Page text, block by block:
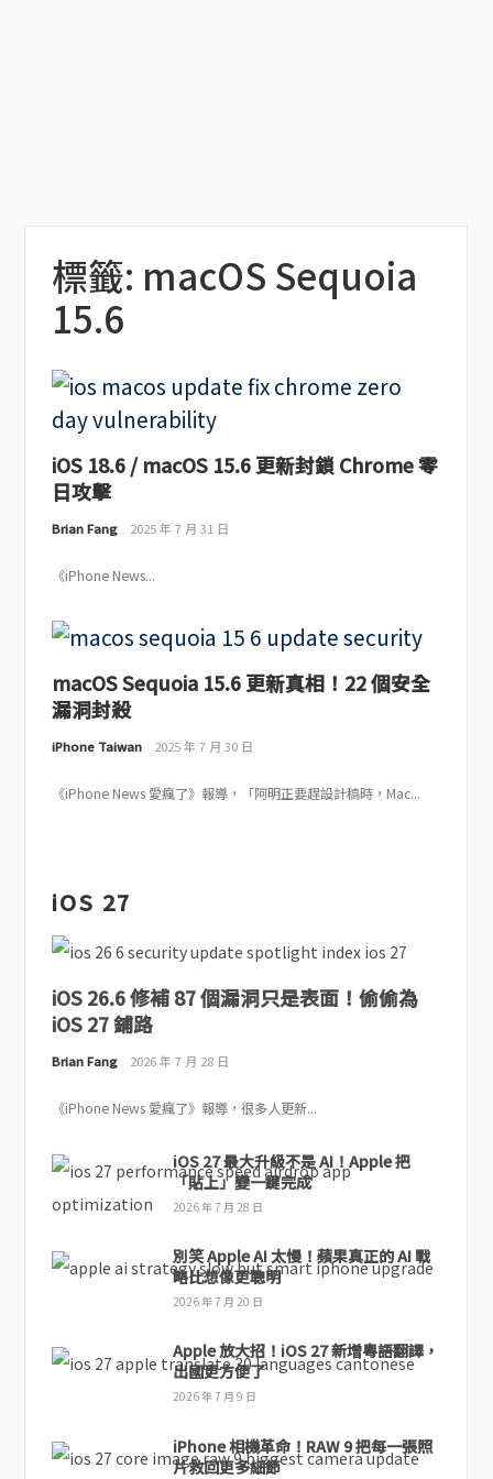
標籤: macOS Sequoia
15.6
iOS 18.6 / macOS 15.6 更新封鎖 Chrome 零
日攻擊
Brian Fang 2025 年 7 月 31 日
《iPhone News...
macOS Sequoia 15.6 更新真相！22 個安全
漏洞封殺
iPhone Taiwan 2025 年 7 月 30 日
《iPhone News 愛瘋了》報導，「阿明正要趕設計稿時，Mac...
iOS 27
iOS 26.6 修補 87 個漏洞只是表面！偷偷為
iOS 27 鋪路
Brian Fang 2026 年 7 月 28 日
《iPhone News 愛瘋了》報導，很多人更新...
iOS 27 最大升級不是 AI！Apple 把
「貼上」變一鍵完成
2026 年 7 月 28 日
別笑 Apple AI 太慢！蘋果真正的 AI 戰
略比想像更聰明
2026 年 7 月 20 日
Apple 放大招！iOS 27 新增粵語翻譯，
出國更方便了
2026 年 7 月 9 日
iPhone 相機革命！RAW 9 把每一張照
片救回更多細節